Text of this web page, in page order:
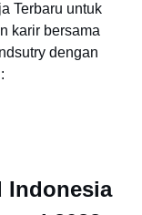
Terbaru untuk
karir bersama
dengan
Indonesia